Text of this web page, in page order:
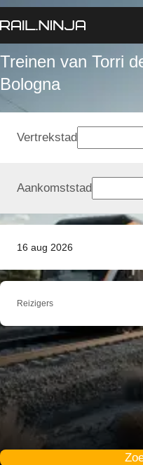
Treinen van Torri
Bologna
16 aug 2026
Vertrekstad
Aankomststad
Reizigers